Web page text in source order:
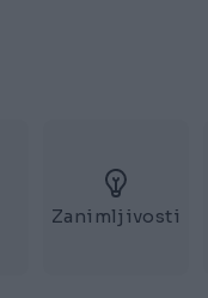
Zanimljivosti